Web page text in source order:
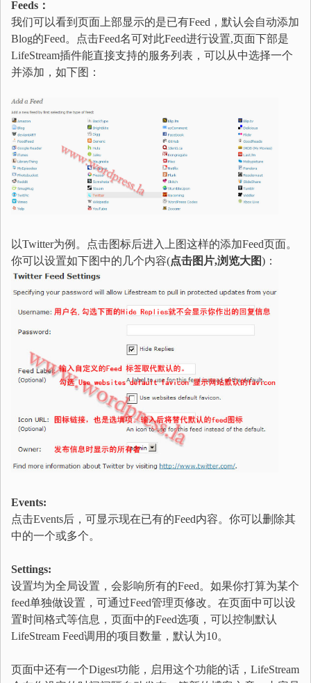
Feeds：
我们可以看到页面上部显示的是已有Feed，默认会自动添加
Blog的Feed。点击Feed名可对此Feed进行设置,页面下部是
LifeStream插件能直接支持的服务列表，可以从中选择一个
并添加，如下图：
以Twitter为例。点击图标后进入上图这样的添加Feed页面。
你可以设置如下图中的几个内容(点击图片,浏览大图)：
Events:
点击Events后，可显示现在已有的Feed内容。你可以删除其
中的一个或多个。
Settings:
设置均为全局设置，会影响所有的Feed。如果你打算为某个
feed单独做设置，可通过Feed管理页修改。在页面中可以设
置时间格式等信息，页面中的Feed选项，可以控制默认
LifeStream Feed调用的项目数量，默认为10。
页面中还有一个Digest功能，启用这个功能的话，LifeStream